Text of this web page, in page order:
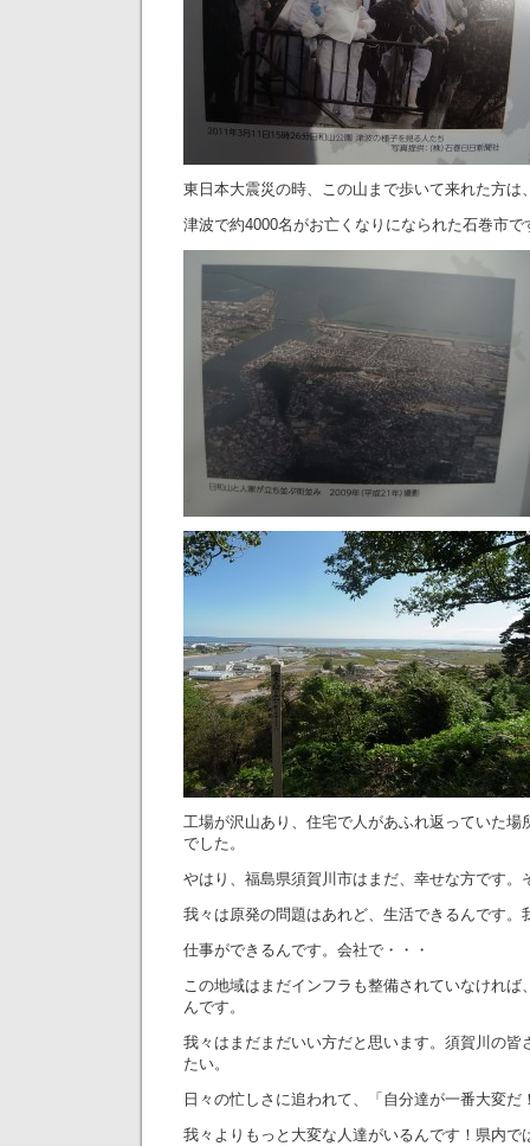
東日本大震災の時、この山まで歩いて来れた方は
津波で約4000名がお亡くなりになられた石巻市で
工場が沢山あり、住宅で人があふれ返っていた場
でした。
やはり、福島県須賀川市はまだ、幸せな方です。
我々は原発の問題はあれど、生活できるんです。
仕事ができるんです。会社で・・・
この地域はまだインフラも整備されていなければ
んです。
我々はまだまだいい方だと思います。須賀川の皆
たい。
日々の忙しさに追われて、「自分達が一番大変だ
我々よりもっと大変な人達がいるんです！県内で